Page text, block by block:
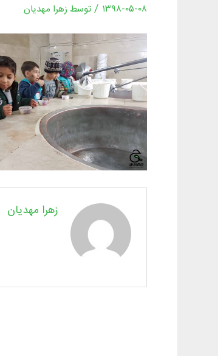
۱۳۹۸-۰۵-۰۸ / توسط زهرا مهدیان
زهرا مهدیان